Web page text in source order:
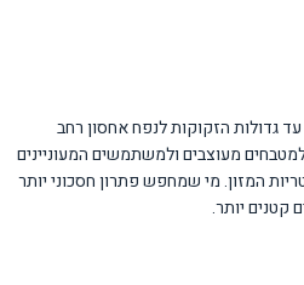
גדולות הזקוקות לנפח אחסון רחב
מעוצבים ולמשתמשים המעוניינים
המזון. מי שמחפש פתרון חסכוני יותר
קטנים יותר.